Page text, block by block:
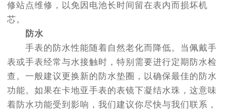
修站点维修，以免因电池长时间留在表内而损坏机
芯。
防水
手表的防水性能随着自然老化而降低。当佩戴手
表或手表经常与水接触时，特别需要进行定期防水检
查。一般建议更换新的防水垫圈，以确保最佳的防水
功能。如果在卡地亚手表的表镜下凝结水珠，这意味
着防水功能受到影响，我们建议你尽快与我们联系，